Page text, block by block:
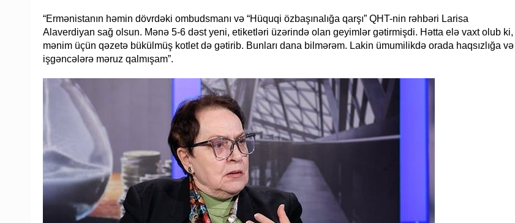
“Ermənistanın həmin dövrdəki ombudsmanı və “Hüquqi özbaşınalığa qarşı” QHT-nin rəhbəri Larisa
Alaverdiyan sağ olsun. Mənə 5-6 dəst yeni, etiketləri üzərində olan geyimlər gətirmişdi. Hətta elə vaxt olub ki,
mənim üçün qəzetə bükülmüş kotlet də gətirib. Bunları dana bilmərəm. Lakin ümumilikdə orada haqsızlığa və
işgəncələrə məruz qalmışam”.